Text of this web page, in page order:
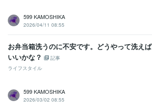
599 KAMOSHIKA
2026/04/11 08:55
お弁当箱洗うのに不安です。どうやって洗えば
いいかな？
記事
ライフスタイル
599 KAMOSHIKA
2026/03/02 08:55